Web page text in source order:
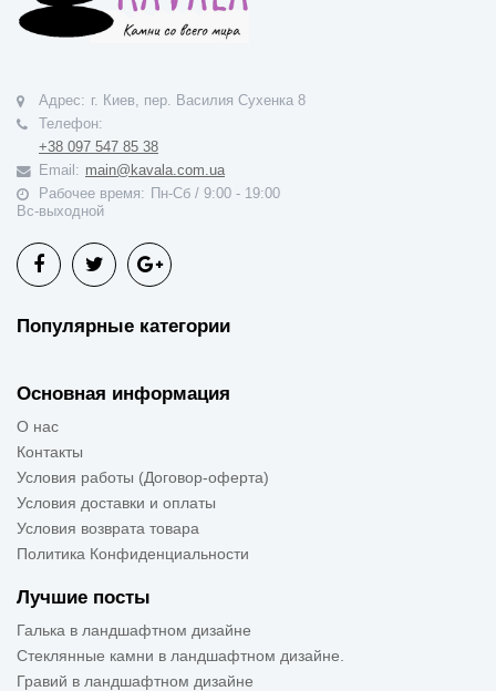
Адрес: г. Киев, пер. Василия Сухенка 8
Телефон:
+38 097 547 85 38
Email: main@kavala.com.ua
Рабочее время:
Пн-Сб / 9:00 - 19:00
Вс-выходной
Популярные категории
Основная информация
О нас
Контакты
Условия работы (Договор-оферта)
Условия доставки и оплаты
Условия возврата товара
Политика Конфиденциальности
Лучшие посты
Галька в ландшафтном дизайне
Стеклянные камни в ландшафтном дизайне.
Гравий в ландшафтном дизайне